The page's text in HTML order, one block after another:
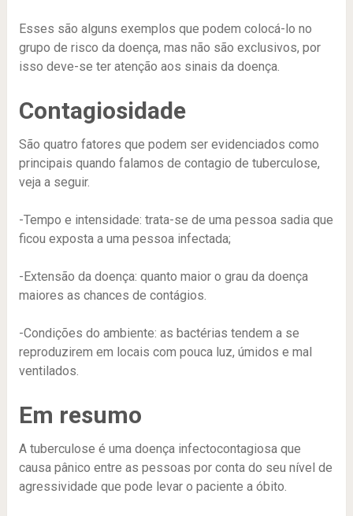
Esses são alguns exemplos que podem colocá-lo no
grupo de risco da doença, mas não são exclusivos, por
isso deve-se ter atenção aos sinais da doença.
Contagiosidade
São quatro fatores que podem ser evidenciados como
principais quando falamos de contagio de tuberculose,
veja a seguir.
-Tempo e intensidade: trata-se de uma pessoa sadia que
ficou exposta a uma pessoa infectada;
-Extensão da doença: quanto maior o grau da doença
maiores as chances de contágios.
-Condições do ambiente: as bactérias tendem a se
reproduzirem em locais com pouca luz, úmidos e mal
ventilados.
Em resumo
A tuberculose é uma doença infectocontagiosa que
causa pânico entre as pessoas por conta do seu nível de
agressividade que pode levar o paciente a óbito.